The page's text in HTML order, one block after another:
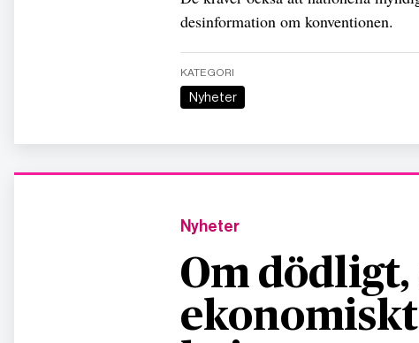
desinformation om konventionen.
KATEGORI
Nyheter
Nyheter
Om